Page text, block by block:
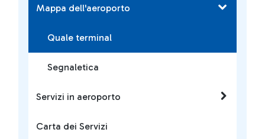
Mappa dell'aeroporto
Quale terminal
Segnaletica
Servizi in aeroporto
Carta dei Servizi